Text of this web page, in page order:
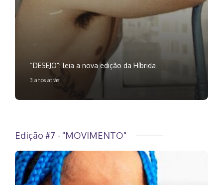
“DESEJO”: leia a nova edição da Híbrida
3 anos atrás
Edição #7 - "MOVIMENTO"